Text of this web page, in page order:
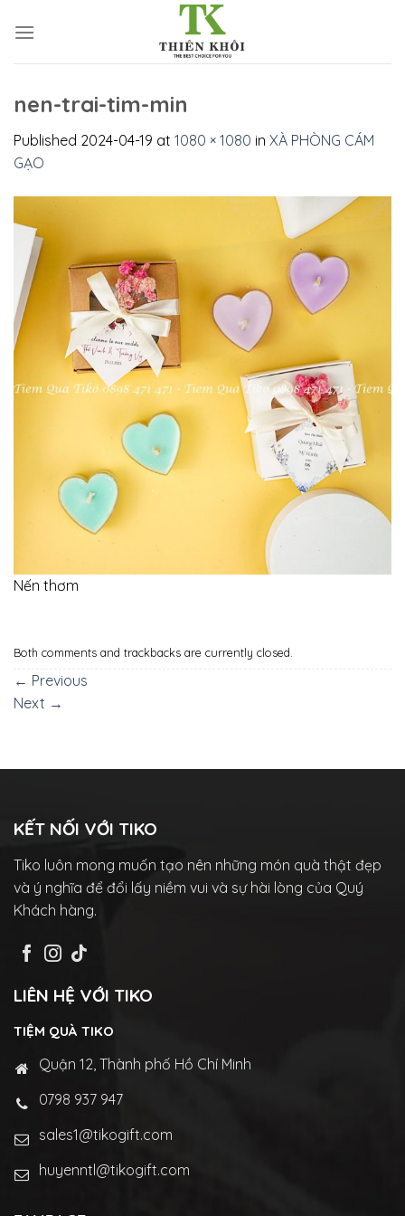
nen-trai-tim-min
Published 2024-04-19 at 1080 × 1080 in XÀ PHÒNG CÁM
GẠO
Nến thơm
Both comments and trackbacks are currently closed.
← Previous
Next →
KẾT NỐI VỚI TIKO
Tiko luôn mong muốn tạo nên những món quà thật đẹp
và ý nghĩa để đổi lấy niềm vui và sự hài lòng của Quý
Khách hàng.
LIÊN HỆ VỚI TIKO
TIỆM QUÀ TIKO
Quận 12, Thành phố Hồ Chí Minh
0798 937 947
sales1@tikogift.com
huyenntl@tikogift.com